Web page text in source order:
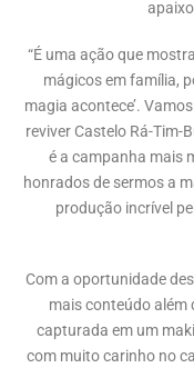
“É uma ação que
mágicos em família,
magia acontece’.
reviver Castelo Rá-Tim-
é a campanha mais
honrados de sermos a
produção incrível
Com a oportunidade
mais conteúdo além
capturada em um
com muito carinho no